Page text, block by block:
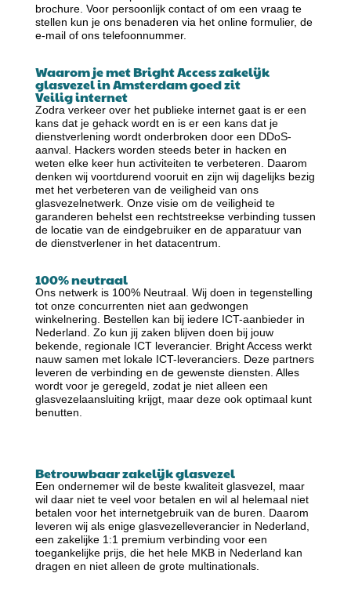
brochure. Voor persoonlijk contact of om een vraag te
stellen kun je ons benaderen via het online formulier, de
e-mail of ons telefoonnummer.
Waarom je met Bright Access zakelijk
glasvezel in Amsterdam goed zit
Veilig internet
Zodra verkeer over het publieke internet gaat is er een
kans dat je gehack wordt en is er een kans dat je
dienstverlening wordt onderbroken door een DDoS-
aanval. Hackers worden steeds beter in hacken en
weten elke keer hun activiteiten te verbeteren. Daarom
denken wij voortdurend vooruit en zijn wij dagelijks bezig
met het verbeteren van de veiligheid van ons
glasvezelnetwerk. Onze visie om de veiligheid te
garanderen behelst een rechtstreekse verbinding tussen
de locatie van de eindgebruiker en de apparatuur van
de dienstverlener in het datacentrum.
100% neutraal
Ons netwerk is 100% Neutraal. Wij doen in tegenstelling
tot onze concurrenten niet aan gedwongen
winkelnering. Bestellen kan bij iedere ICT-aanbieder in
Nederland. Zo kun jij zaken blijven doen bij jouw
bekende, regionale ICT leverancier. Bright Access werkt
nauw samen met lokale ICT-leveranciers. Deze partners
leveren de verbinding en de gewenste diensten. Alles
wordt voor je geregeld, zodat je niet alleen een
glasvezelaansluiting krijgt, maar deze ook optimaal kunt
benutten.
Betrouwbaar zakelijk glasvezel
Een ondernemer wil de beste kwaliteit glasvezel, maar
wil daar niet te veel voor betalen en wil al helemaal niet
betalen voor het internetgebruik van de buren. Daarom
leveren wij als enige glasvezelleverancier in Nederland,
een zakelijke 1:1 premium verbinding voor een
toegankelijke prijs, die het hele MKB in Nederland kan
dragen en niet alleen de grote multinationals.